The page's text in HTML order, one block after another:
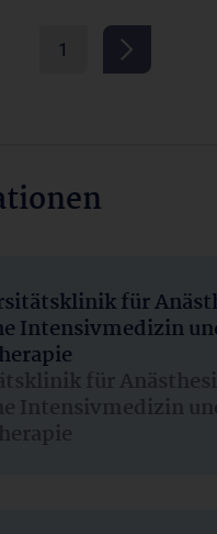
1
für
Intensivmedizin
für
Intensivmedizin